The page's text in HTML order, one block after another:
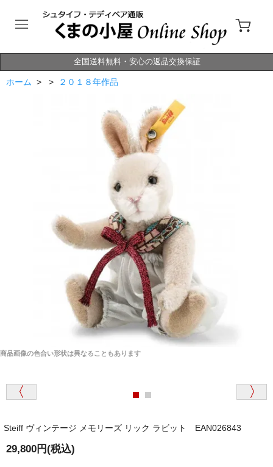
全国送料無料・安心の返品交換保証
ホーム > > ２０１８年作品
商品画像の色合い形状は異なることもあります
Steiff ヴィンテージ メモリーズ リック ラビット EAN026843
29,800円(税込)